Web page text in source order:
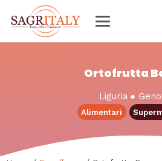
Ortofrutta
Liguria ●
Alimentari